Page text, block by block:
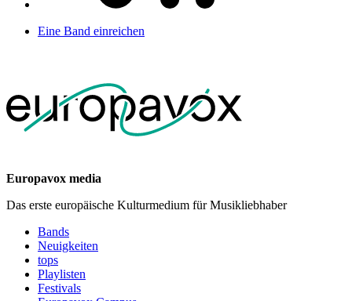
Eine Band einreichen
Europavox media
Das erste europäische Kulturmedium für Musikliebhaber
Bands
Neuigkeiten
tops
Playlisten
Festivals